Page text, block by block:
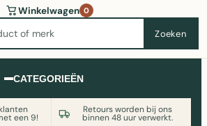
Zoeken
Winkelwagen 0
CATEGORIEËN
een 9!
Retours worden bij ons
binnen 48 uur verwerkt.
koelkast nodig? Vergelijk alle prijzen op
Witgoedaanbod.nl